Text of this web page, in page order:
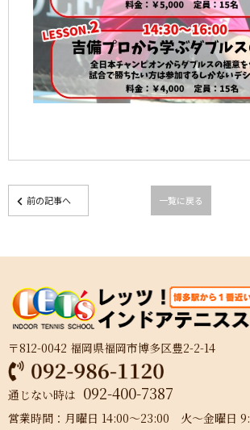
前の記事へ 一覧に戻る
〒812-0042 福岡県福岡市博多区豊2-2-14
通じない時は 092-400-7387
営業時間：月曜日 14:00～23:00 火～金曜日